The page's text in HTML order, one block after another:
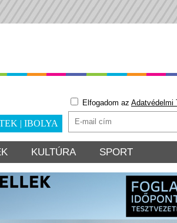
| IBOLYA
Elfogadom az Adatvédelmi
KULTÚRA SPORT